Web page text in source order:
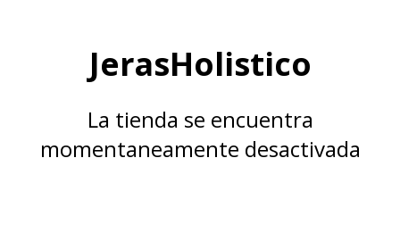
JerasHolistico
La tienda se encuentra
momentaneamente desactivada